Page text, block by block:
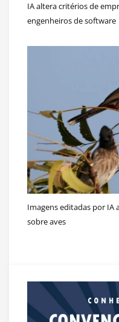
IA altera critérios de
engenheiros de software
Imagens editadas por IA
sobre aves